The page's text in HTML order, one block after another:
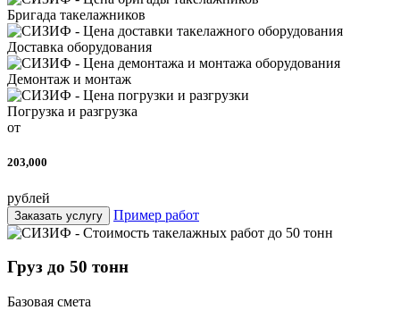
Бригада такелажников
Доставка оборудования
Демонтаж и монтаж
Погрузка и разгрузка
от
203,000
рублей
Заказать услугу Пример работ
Груз до 50 тонн
Базовая смета